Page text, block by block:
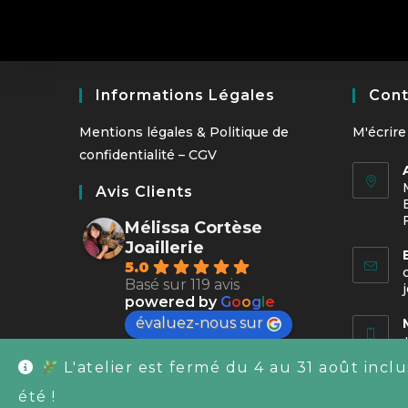
L'atelier est fermé du 4 au 31 août
été !
Informations Légales
Mentions légales & Politique de
confidentialité – CGV
Avis Clients
Mélissa Cortèse
Joaillerie
5.0
Basé sur 119 avis
powered by Google
évaluez-nous sur
M'écrire